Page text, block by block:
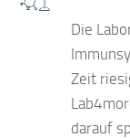
Die
Zeit
darauf